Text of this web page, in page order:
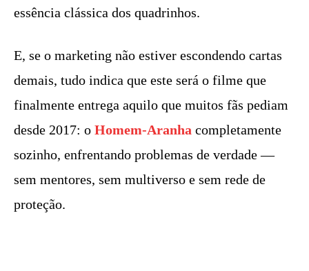
essência clássica dos quadrinhos.
E, se o marketing não estiver escondendo cartas
demais, tudo indica que este será o filme que
finalmente entrega aquilo que muitos fãs pediam
desde 2017: o Homem-Aranha completamente
sozinho, enfrentando problemas de verdade —
sem mentores, sem multiverso e sem rede de
proteção.